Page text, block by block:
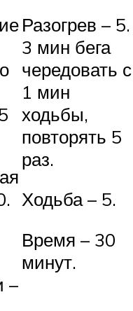
–
Разогрев – 5.
3 мин бега
чередовать с
1 мин
ходьбы,
повторять 5
раз.
Ходьба – 5.
Время – 30
минут.